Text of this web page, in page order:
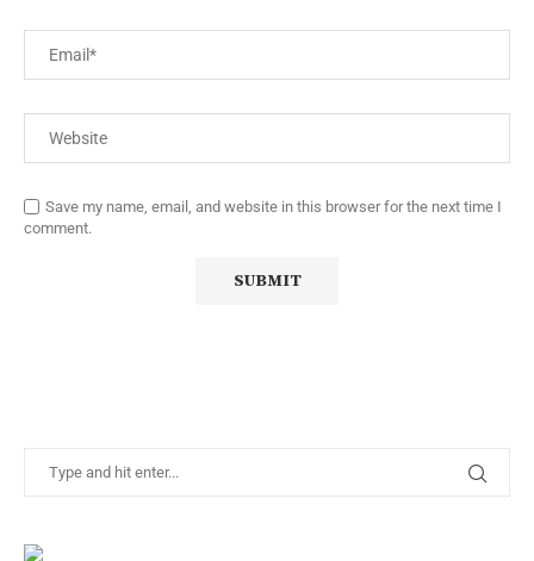
Save my name, email, and website in this browser for the next time I
comment.